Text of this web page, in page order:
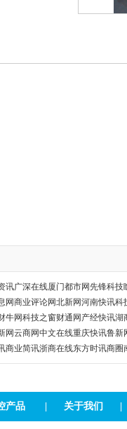
讯广深在线厦门都市网 先锋科技
网商业评论网北新网河南快讯科
牛网科技之窗财通网 产经快讯湖
网云商网中文在线重庆快讯鲁新
商业简讯浙商在线东方时讯商圈
产品| 关于我们